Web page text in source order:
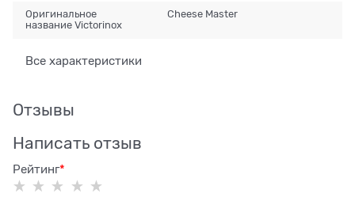
Оригинальное
название Victorinox
Cheese Master
Все характеристики
Отзывы
Написать отзыв
Рейтинг